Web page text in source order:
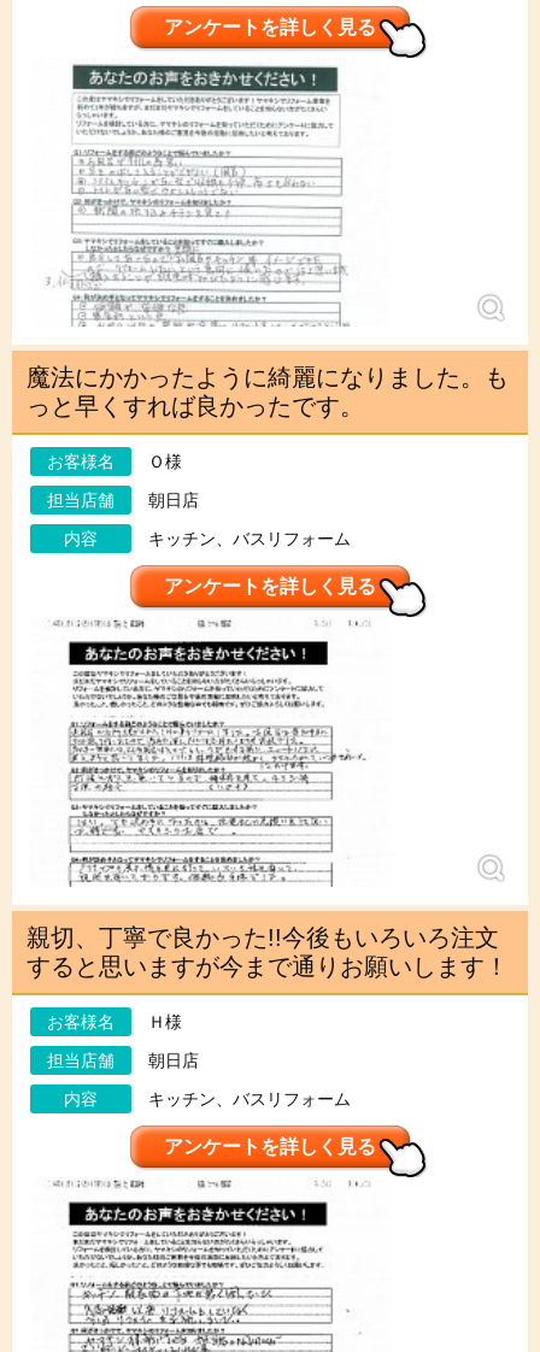
アンケートを詳しく見る
魔法にかかったように綺麗になりました。も
っと早くすれば良かったです。
お客様名
Ｏ様
担当店舗
朝日店
内容
キッチン、バスリフォーム
アンケートを詳しく見る
親切、丁寧で良かった!!今後もいろいろ注文
すると思いますが今まで通りお願いします！
お客様名
Ｈ様
担当店舗
朝日店
内容
キッチン、バスリフォーム
アンケートを詳しく見る